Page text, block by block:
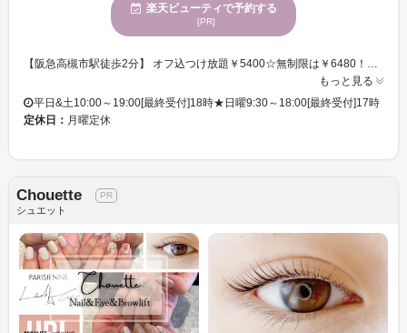
楽天ビューティで予約する
[PR]
【阪急高槻市駅徒歩2分】 オフ込つけ放題￥5400☆無制限は￥6480！国産抗菌セーブルエクステ,国産グルー使用☆ アンビアンスの抗菌セーブルエクステは特許を取得している高品質エクステ♪さらに使用しているエクステ・グルーは全て国産品☆ おひとり様専用サロンなので、経験豊富な凄腕アイデザイナーが毎回施術してくれます。 仕上がりとモチの良さはもちろん、丁寧×スピーディーな施術が他店の違い！さらに美容室併設サロンだから流行には敏感にキャッチ！ 一重まぶた・奥二重の方も、瞳の形に合わせてデザインします！ 流行りのデザインや長さ～ナチュラル派やしっかりボリューム派の方まで、満足できるイチオシサロン☆ ワンランク上の上質サロンが高槻駅近にアリ☆敏感肌・エクステに不安を抱えている方必見のマツエクサロンです！
もっと見る
平日&土10:00～19:00[最終受付]18時★日曜9:30～18:00[最終受付]17時
定休日： 月曜定休
Chouette
シュエット